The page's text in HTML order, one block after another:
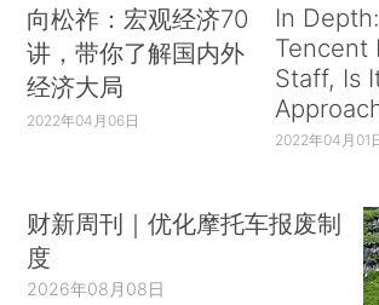
向松祚：宏观经济70
讲，带你了解国内外
经济大局
2022年04月06日
In
Tencent
Staff, Is
2022年04月01
财新周刊｜优化摩托车报废制
度
2026年08月08日